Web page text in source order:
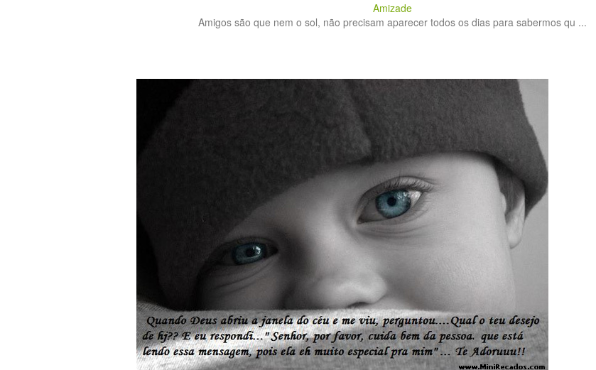
Amizade
Amigos são que nem o sol, não precisam aparecer todos os dias para sabermos qu ...